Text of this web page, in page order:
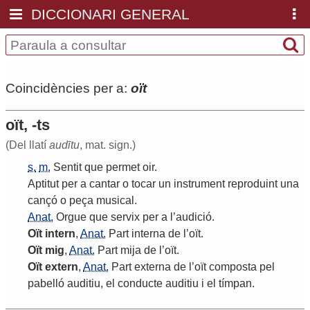
DICCIONARI GENERAL
Coincidències per a: oït
oït, -ts
(Del llatí audītu, mat. sign.)
s. m. Sentit que permet oir.
Aptitut per a cantar o tocar un instrument reproduint una
cançó o peça musical .
Anat. Orgue que servix per a ’audició.
Oït intern, Anat. Part interna de ’oït.
Oït mig, Anat. Part mija de ’oït.
Oït extern, Anat. Part externa de ’oït composta pel
pabelló auditiu, el conducte auditiu i el tímpan.